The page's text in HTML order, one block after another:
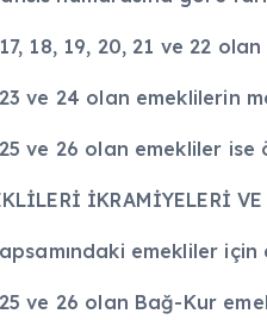
18, 19, 20, 21 ve 22
ve 24 olan emeklilerin
ve 26 olan emekliler ise
İKRAMİYELERİ
emekliler
ve 26 olan Bağ-Kur